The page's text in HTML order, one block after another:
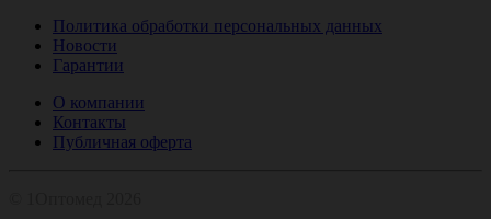
Политика обработки персональных данных
Новости
Гарантии
О компании
Контакты
Публичная оферта